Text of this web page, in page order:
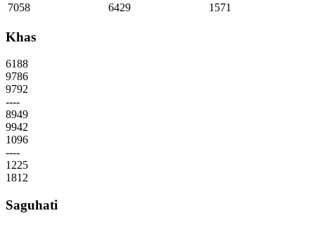
7058
6429 1571
Khas
6188
9786
9792
----
8949
9942
1096
----
1225
1812
Saguhati